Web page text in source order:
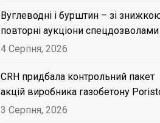
Вуглеводні і бурштин – зі
повторні аукціони спецдозволами
4 Серпня, 2026
CRH придбала контрольний пакет
акцій виробника газобетону
3 Серпня, 2026